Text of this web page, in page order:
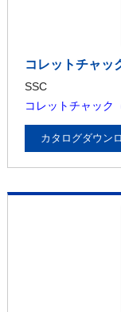
コレットチャッ
SSC
コレットチャック
カタログダウン